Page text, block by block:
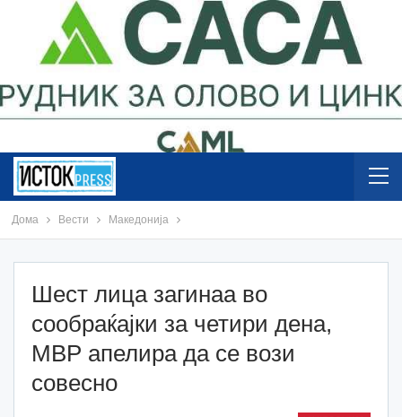
Дома Вести Македонија
Шест лица загинаа во
сообраќајки за четири дена,
МВР апелира да се вози
совесно